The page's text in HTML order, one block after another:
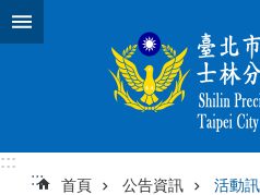
跳到主要內容區塊
:::
:::
首頁 公告資訊 活動